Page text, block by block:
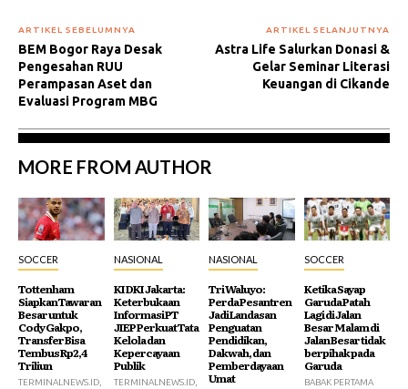
ARTIKEL SEBELUMNYA
BEM Bogor Raya Desak
Pengesahan RUU
Perampasan Aset dan
Evaluasi Program MBG
ARTIKEL SELANJUTNYA
Astra Life Salurkan Donasi &
Gelar Seminar Literasi
Keuangan di Cikande
MORE FROM AUTHOR
SOCCER
Tottenham
Siapkan Tawaran
Besar untuk
Cody Gakpo,
Transfer Bisa
Tembus Rp2,4
Triliun
TERMINALNEWS.ID,
NASIONAL
KI DKI Jakarta:
Keterbukaan
Informasi PT
JIEP Perkuat Tata
Kelola dan
Kepercayaan
Publik
TERMINALNEWS.ID,
NASIONAL
Tri Waluyo:
Perda Pesantren
Jadi Landasan
Penguatan
Pendidikan,
Dakwah, dan
Pemberdayaan
Umat
SOCCER
Ketika Sayap
Garuda Patah
Lagi di Jalan
Besar Malam di
Jalan Besar tidak
berpihak pada
Garuda
BABAK PERTAMA